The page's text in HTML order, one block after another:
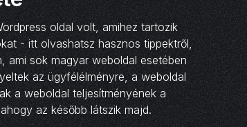
oldal volt, amihez tartozik
- itt olvashatsz hasznos tippektről,
ami sok magyar weboldal esetében
az ügyfélélményre, a weboldal
a weboldal teljesítményének a
az később látszik majd.